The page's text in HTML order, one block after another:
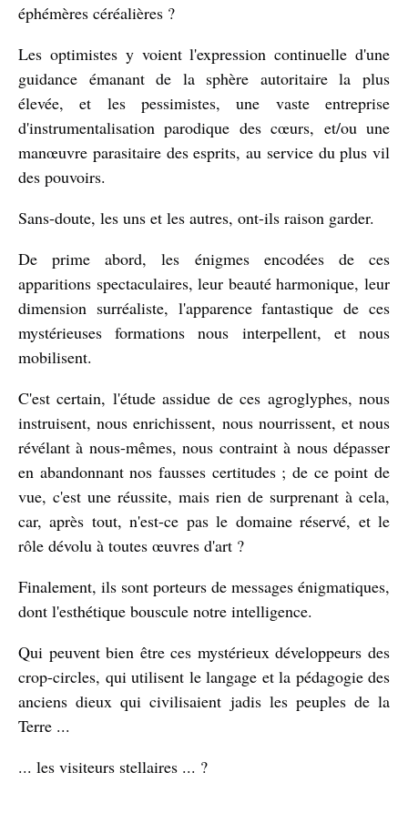
éphémères céréalières ?
Les optimistes y voient l'expression continuelle d'une
guidance émanant de la sphère autoritaire la plus
élevée, et les pessimistes, une vaste entreprise
d'instrumentalisation parodique des cœurs, et/ou une
manœuvre parasitaire des esprits, au service du plus vil
des pouvoirs.
Sans-doute, les uns et les autres, ont-ils raison garder.
De prime abord, les énigmes encodées de ces
apparitions spectaculaires, leur beauté harmonique, leur
dimension surréaliste, l'apparence fantastique de ces
mystérieuses formations nous interpellent, et nous
mobilisent.
C'est certain, l'étude assidue de ces agroglyphes, nous
instruisent, nous enrichissent, nous nourrissent, et nous
révélant à nous-mêmes, nous contraint à nous dépasser
en abandonnant nos fausses certitudes ; de ce point de
vue, c'est une réussite, mais rien de surprenant à cela,
car, après tout, n'est-ce pas le domaine réservé, et le
rôle dévolu à toutes œuvres d'art ?
Finalement, ils sont porteurs de messages énigmatiques,
dont l'esthétique bouscule notre intelligence.
Qui peuvent bien être ces mystérieux développeurs des
crop-circles, qui utilisent le langage et la pédagogie des
anciens dieux qui civilisaient jadis les peuples de la
Terre ...
... les visiteurs stellaires ... ?